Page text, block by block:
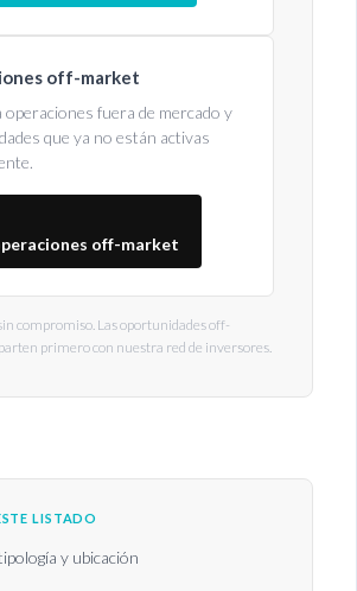
off-market
fuera de mercado y
que ya no están activas
off-market
compromiso. Las oportunidades off-
primero con nuestra red de inversores.
LISTADO
y ubicación